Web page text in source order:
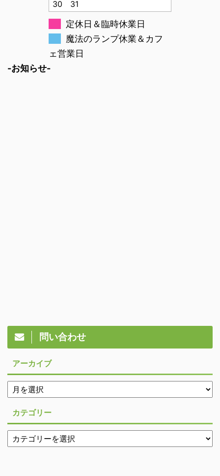
30
31
定休日＆臨時休業日
魔法のランプ休業＆カフ
ェ営業日
-お知らせ-
問い合わせ
アーカイブ
カテゴリー